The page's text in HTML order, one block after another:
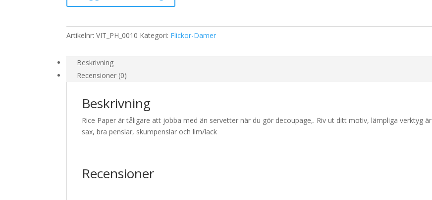
mängd
Artikelnr:VIT_PH_0010 Kategori: Flickor-Damer
Beskrivning
Recensioner (0)
Beskrivning
Rice Paper är tåligare att jobba med än servetter när du gör decoupage,. Riv ut ditt motiv, lämpliga verktyg är
sax, bra penslar, skumpenslar och lim/lack
Recensioner